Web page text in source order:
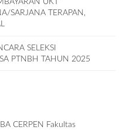
UKT
SARJANA TERAPAN,
SELEKSI
PTNBH TAHUN 2025
CERPEN Fakultas